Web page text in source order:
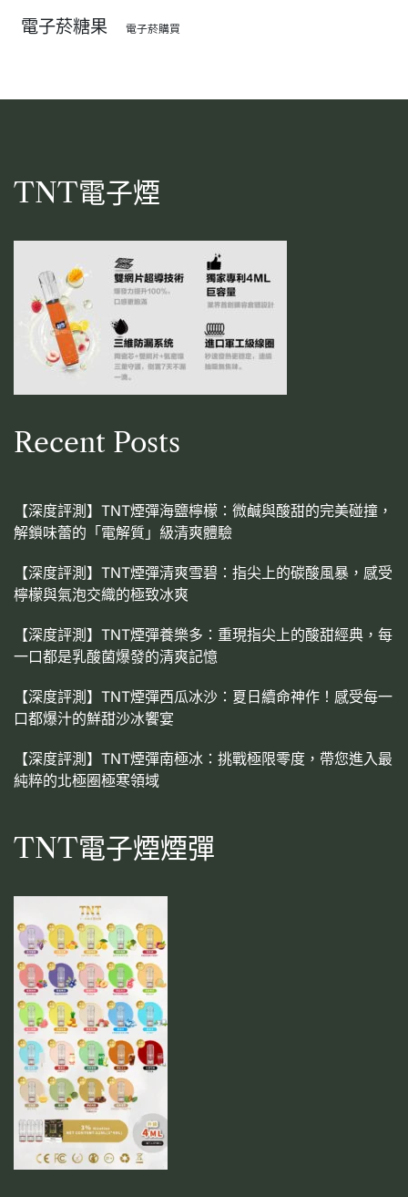
電子菸糖果 電子菸購買
TNT電子煙
Recent Posts
【深度評測】TNT煙彈海鹽檸檬：微鹹與酸甜的完美碰撞，
解鎖味蕾的「電解質」級清爽體驗
【深度評測】TNT煙彈清爽雪碧：指尖上的碳酸風暴，感受
檸檬與氣泡交織的極致冰爽
【深度評測】TNT煙彈養樂多：重現指尖上的酸甜經典，每
一口都是乳酸菌爆發的清爽記憶
【深度評測】TNT煙彈西瓜冰沙：夏日續命神作！感受每一
口都爆汁的鮮甜沙冰饗宴
【深度評測】TNT煙彈南極冰：挑戰極限零度，帶您進入最
純粹的北極圈極寒領域
TNT電子煙煙彈